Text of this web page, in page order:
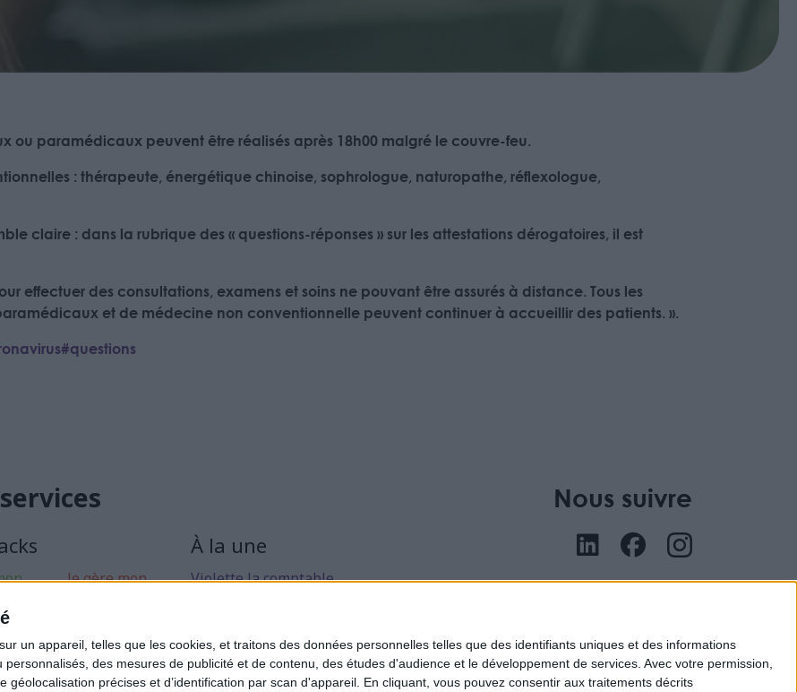
un appareil, telles que les cookies, et traitons des données personnelles telles que des identifiants uniques et des informations
des mesures de publicité et de contenu, des études d'audience et le développement de services. Avec votre permission,
précises et d’identification par scan d'appareil. En cliquant, vous pouvez consentir aux traitements décrits
ou paramédicaux peuvent être réalisés après 18h00 malgré le couvre-feu.
: thérapeute, énergétique chinoise, sophrologue, naturopathe, réflexologue,
claire : dans la rubrique des « questions-réponses » sur les attestations dérogatoires, il est
effectuer des consultations, examens et soins ne pouvant être assurés à distance. Tous les
et de médecine non conventionnelle peuvent continuer à accueillir des patients. ».
Je gère mon
mon
À la une
Violette la comptable
Loueur en Meublé
Côté Retraite
Nous suivre